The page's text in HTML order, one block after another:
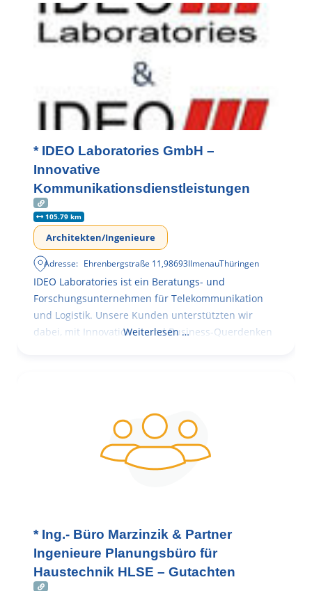
* IDEO Laboratories GmbH –
Innovative
Kommunikationsdienstleistungen
105.79 km
Architekten/Ingenieure
Adresse: Ehrenbergstraße 11,98693IlmenauThüringen
IDEO Laboratories ist ein Beratungs- und
Forschungsunternehmen für Telekommunikation
und Logistik. Unsere Kunden unterstützten wir
dabei, mit Innovationen und Business-Querdenken
Weiterlesen …
* Ing.- Büro Marzinzik & Partner
Ingenieure Planungsbüro für
Haustechnik HLSE – Gutachten